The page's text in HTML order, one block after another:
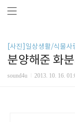
[사진]일상생활/식물사
분양해준 화
sound4u 2013. 10. 16.